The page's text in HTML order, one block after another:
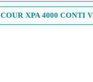
COUR XPA 4000 CONTI